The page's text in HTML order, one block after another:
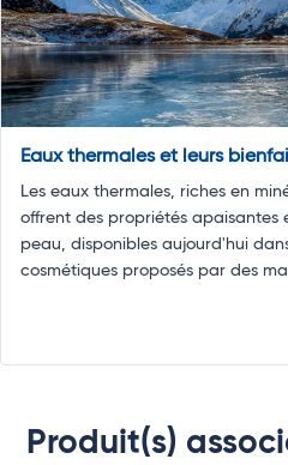
Eaux thermales et leurs
Les eaux thermales, riches en
offrent des propriétés apaisantes
peau, disponibles aujourd'hui
cosmétiques proposés par des
Produit(s)